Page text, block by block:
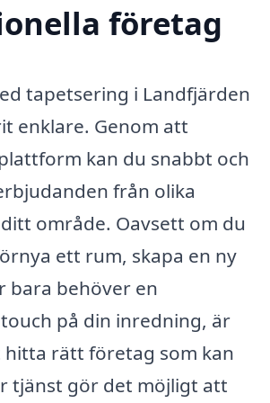
företag
tapetsering i Landfjärden
enklare. Genom att
kan du snabbt och
från olika
område. Oavsett om du
ett rum, skapa en ny
bara behöver en
på din inredning, är
rätt företag som kan
tjänst gör det möjligt att